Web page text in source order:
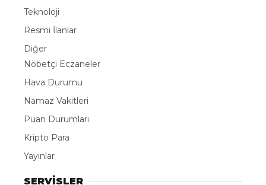
Teknoloji
Resmi İlanlar
Diğer
Nöbetçi Eczaneler
Hava Durumu
Namaz Vakitleri
Puan Durumları
Kripto Para
Yayınlar
SERVİSLER